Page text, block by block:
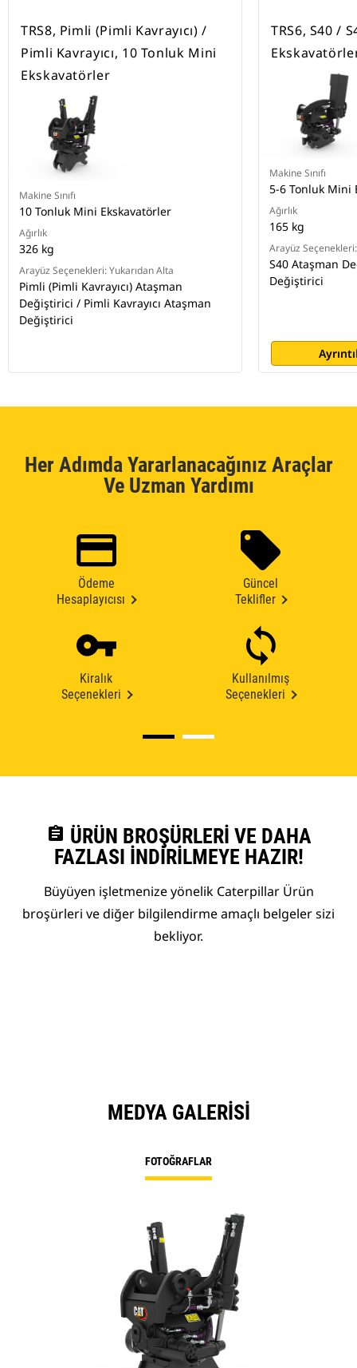
TRS8, Pimli (Pimli Kavrayıcı) /
Pimli Kavrayıcı, 10 Tonluk Mini
Ekskavatörler
Makine Sınıfı
10 Tonluk Mini Ekskavatörler
Ağırlık
326 kg
Arayüz Seçenekleri: Yukarıdan Alta
Pimli (Pimli Kavrayıcı) Ataşman
Değiştirici / Pimli Kavrayıcı Ataşman
Değiştirici
TRS6, S40 /
Makine Sınıfı
5-6 Tonluk Mini
Ağırlık
165 kg
Arayüz
S40 Ataşman
Değiştirici
Her Adımda Yararlanacağınız Araçlar
Ve Uzman Yardımı
Ödeme
Hesaplayıcısı
Güncel
Teklifler
Kiralık
Seçenekleri
Kullanılmış
Seçenekleri
assignment ÜRÜN BROŞÜRLERI VE DAHA
FAZLASI İNDIRILMEYE HAZIR!
Büyüyen işletmenize yönelik Caterpillar Ürün
broşürleri ve diğer bilgilendirme amaçlı belgeler sizi
bekliyor.
MEDYA GALERISI
FOTOĞRAFLAR